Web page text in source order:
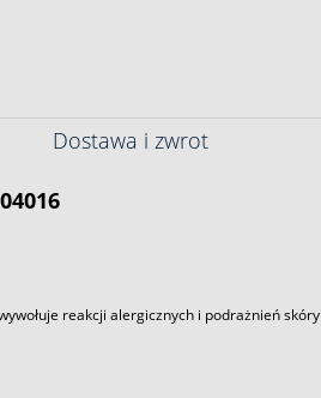
Dostawa i zwrot
reakcji alergicznych i podrażnień skóry